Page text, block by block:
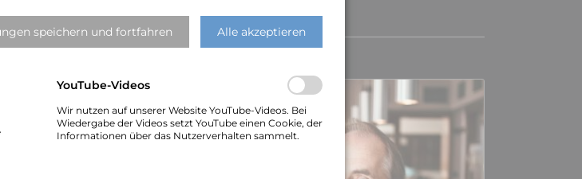
band
speichern und fortfahren Alle akzeptieren
YouTube-Videos
Wir nutzen auf unserer Website YouTube-Videos. Bei
Wiedergabe der Videos setzt YouTube einen Cookie, der
Informationen über das Nutzerverhalten sammelt.